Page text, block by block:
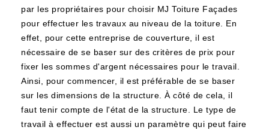
par les propriétaires pour choisir MJ Toiture Façades
pour effectuer les travaux au niveau de la toiture. En
effet, pour cette entreprise de couverture, il est
nécessaire de se baser sur des critères de prix pour
fixer les sommes d'argent nécessaires pour le travail.
Ainsi, pour commencer, il est préférable de se baser
sur les dimensions de la structure. À côté de cela, il
faut tenir compte de l'état de la structure. Le type de
travail à effectuer est aussi un paramètre qui peut faire